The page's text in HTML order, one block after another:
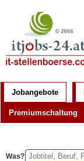
Jobangebote
Premiumschaltung
Was?